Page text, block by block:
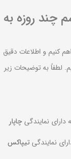
چند روزه به
کنیم و اطلاعات دقیق
لطفاً به توضیحات زیر
چاپار
تیپاکس